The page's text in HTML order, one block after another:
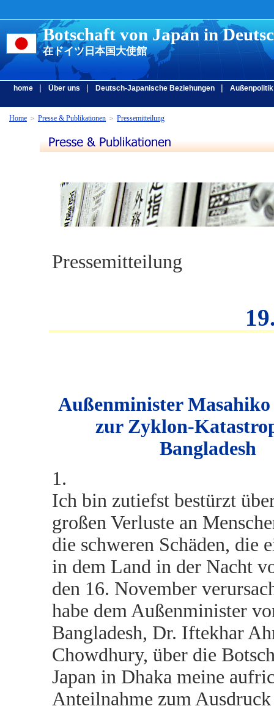
Botschaft von Japan in
在ドイツ日本国大使館
home | Über uns | Deutsch-Japanische Beziehungen | Außenpolitik
Home ＞ Presse & Publikationen ＞ Pressemitteilung
Pressemitteilung
Außenminister
zur Zyklon-
Bangladesh
1.
Ich bin zutiefst bestürzt
großen Verluste an
die schweren Schäden, die
in dem Land in der Nacht
den 16. November
habe dem Außenminister
Bangladesh, Dr. Iftekhar
Chowdhury, über die
Japan in Dhaka meine
Anteilnahme zum